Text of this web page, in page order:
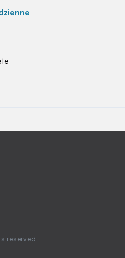
stacje telewizyjne w
reserved.